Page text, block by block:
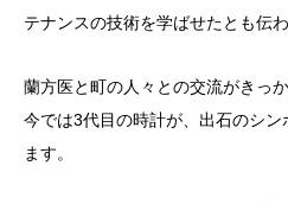
テナンスの技術を学ばせたとも伝わ
蘭方医と町の人々との交流がきっ
今では3代目の時計が、出石のシ
ます。